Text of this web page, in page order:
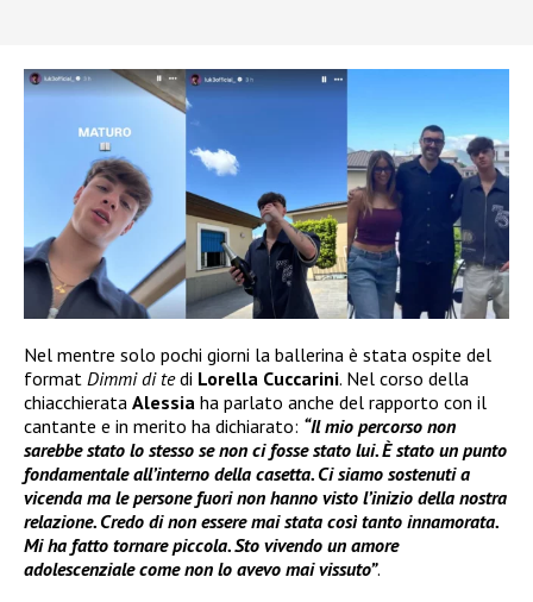
Nel mentre solo pochi giorni la ballerina è stata ospite del
format Dimmi di tedi Lorella Cuccarini. Nel corso della
chiacchierata Alessia ha parlato anche del rapporto con il
cantante e in merito ha dichiarato: “Il mio percorso non
sarebbe stato lo stesso se non ci fosse stato lui. È stato un punto
fondamentale all’interno della casetta. Ci siamo sostenuti a
vicenda ma le persone fuori non hanno visto l’inizio della nostra
relazione. Credo di non essere mai stata così tanto innamorata.
Mi ha fatto tornare piccola. Sto vivendo un amore
adolescenziale come non lo avevo mai vissuto”.